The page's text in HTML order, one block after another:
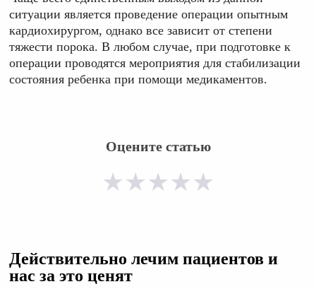
ситуации является проведение операции опытным
кардиохирургом, однако все зависит от степени
тяжести порока. В любом случае, при подготовке к
операции проводятся мероприятия для стабилизации
состояния ребенка при помощи медикаментов.
Оцените статью
★★★★★
Действительно лечим пациентов и
нас за это ценят